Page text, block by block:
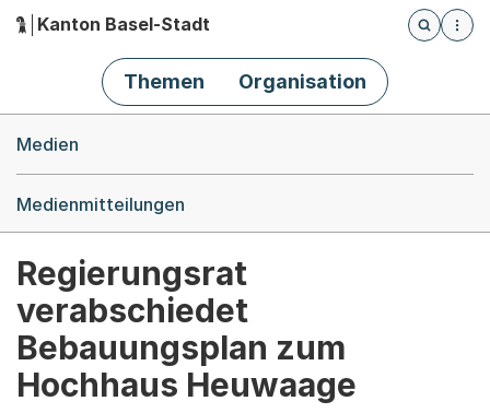
Hauptnavigation
Kanton Basel-Stadt
Öffnet
Themen Organisation
Medien
Medienmitteilungen
Regierungsrat
verabschiedet
Bebauungsplan zum
Hochhaus Heuwaage